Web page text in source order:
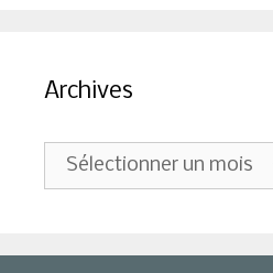
Archives
Archives